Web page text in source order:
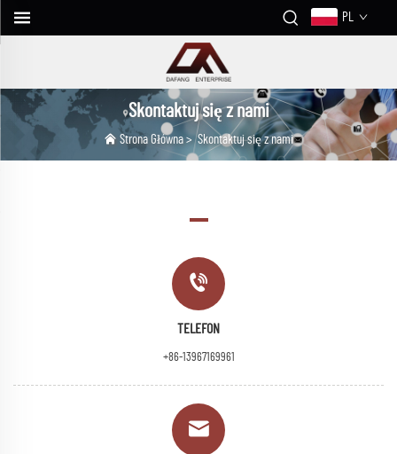
PL
Skontaktuj się z nami
Strona Główna >Skontaktuj się z nami
TELEFON
+86-13967169961